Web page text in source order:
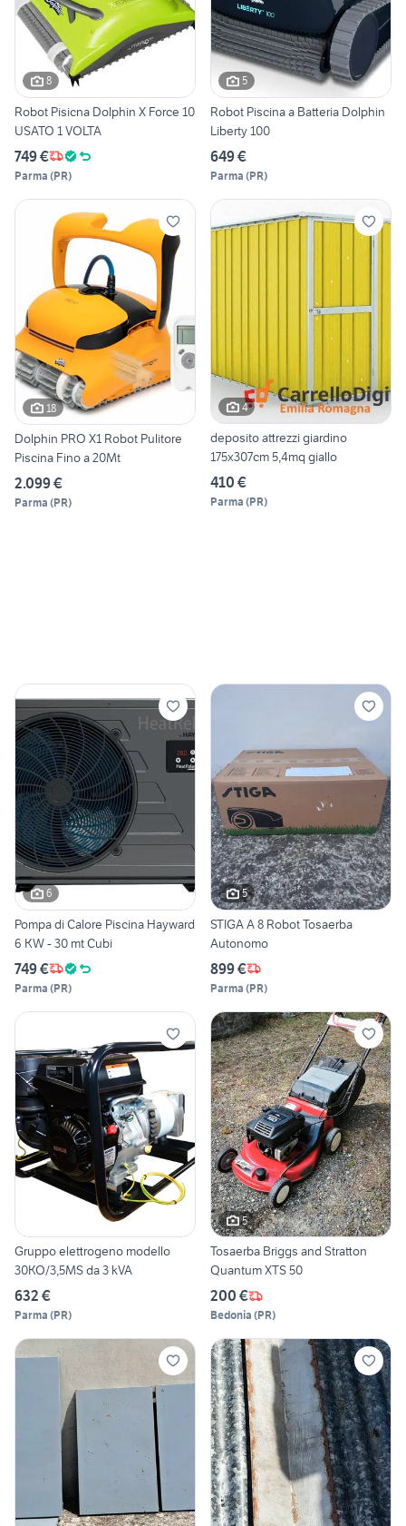
8
Robot Pisicna Dolphin X Force 10
USATO 1 VOLTA
749 €
Parma (PR)
5
Robot Piscina a Batteria Dolphin
Liberty 100
649 €
Parma (PR)
18
Dolphin PRO X1 Robot Pulitore
Piscina Fino a 20Mt
2.099 €
Parma (PR)
4
deposito attrezzi giardino
175x307cm 5,4mq giallo
410 €
Parma (PR)
6
Pompa di Calore Piscina Hayward
6 KW - 30 mt Cubi
749 €
Parma (PR)
5
STIGA A 8 Robot Tosaerba
Autonomo
899 €
Parma (PR)
Gruppo elettrogeno modello
30KO/3,5MS da 3 kVA
632 €
Parma (PR)
5
Tosaerba Briggs and Stratton
Quantum XTS 50
200 €
Bedonia (PR)